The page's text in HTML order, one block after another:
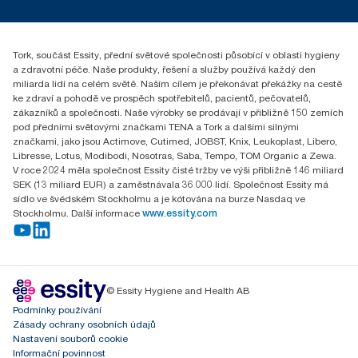
reception.prague@essity.com
Praha 8, Karlin, Sokolovská 100/94
186 00 Česká republika
Tork, součást Essity, přední světové společnosti působící v oblasti hygieny
a zdravotní péče. Naše produkty, řešení a služby používá každý den
miliarda lidí na celém světě. Naším cílem je překonávat překážky na cestě
ke zdraví a pohodě ve prospěch spotřebitelů, pacientů, pečovatelů,
zákazníků a společnosti. Naše výrobky se prodávají v přibližně 150 zemích
pod předními světovými značkami TENA a Tork a dalšími silnými
značkami, jako jsou Actimove, Cutimed, JOBST, Knix, Leukoplast, Libero,
Libresse, Lotus, Modibodi, Nosotras, Saba, Tempo, TOM Organic a Zewa.
V roce 2024 měla společnost Essity čisté tržby ve výši přibližně 146 miliard
SEK (13 miliard EUR) a zaměstnávala 36 000 lidí. Společnost Essity má
sídlo ve švédském Stockholmu a je kótována na burze Nasdaq ve
Stockholmu. Další informace www.essity.com
© Essity Hygiene and Health AB
Podmínky používání
Zásady ochrany osobních údajů
Nastavení souborů cookie
Informační povinnost